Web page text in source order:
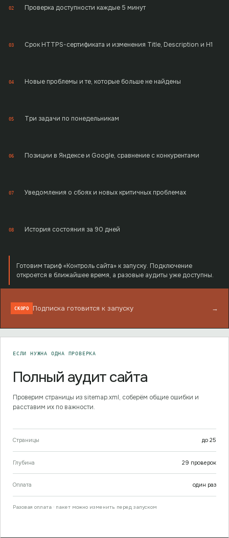
02 Проверка доступности каждые 5 минут
03 Срок HTTPS-сертификата и изменения Title, Description и H1
04 Новые проблемы и те, которые больше не найдены
05 Три задачи по понедельникам
06 Позиции в Яндексе и Google, сравнение с конкурентами
07 Уведомления о сбоях и новых критичных проблемах
08 История состояния за 90 дней
Готовим тариф «Контроль сайта» к запуску. Подключение
откроется в ближайшее время, а разовые аудиты уже доступны.
СКОРО Подписка готовится к запуску →
ЕСЛИ НУЖНА ОДНА ПРОВЕРКА
Полный аудит сайта
Проверим страницы из sitemap.xml, соберём общие ошибки и
расставим их по важности.
Страницы до 25
Глубина 29 проверок
Оплата один раз
Разовая оплата · пакет можно изменить перед запуском